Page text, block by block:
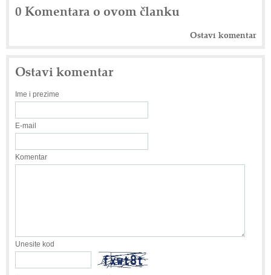
0 Komentara o ovom članku
Ostavi komentar
Ostavi komentar
Ime i prezime
E-mail
Komentar
Unesite kod